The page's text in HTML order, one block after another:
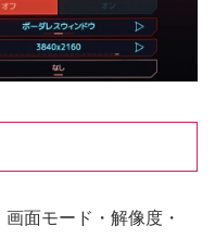
面モード・解像度・